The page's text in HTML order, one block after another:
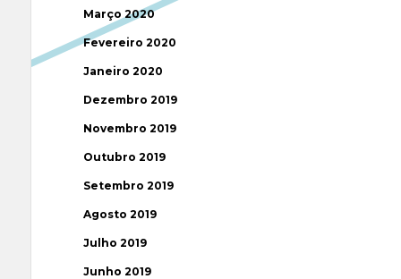
Março 2020
Fevereiro 2020
Janeiro 2020
Dezembro 2019
Novembro 2019
Outubro 2019
Setembro 2019
Agosto 2019
Julho 2019
Junho 2019